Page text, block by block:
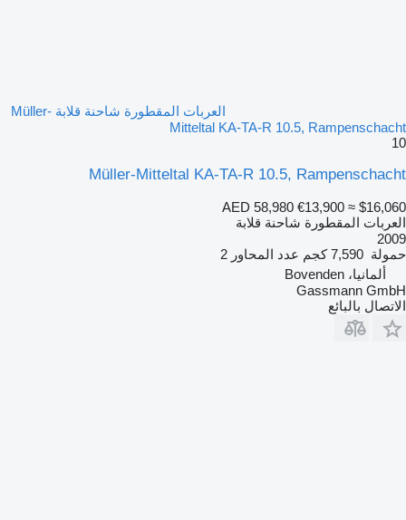
العربات المقطورة شاحنة قلابة Müller-
Mitteltal KA-TA-R 10.5, Rampenschacht
10
Müller-Mitteltal KA-TA-R 10.5, Rampenschacht
AED 58,980 €13,900 ≈ $16,060
العربات المقطورة شاحنة قلابة
2009
حمولة 7,590 كجم عدد المحاور 2
ألمانيا، Bovenden
Gassmann GmbH
الاتصال بالبائع